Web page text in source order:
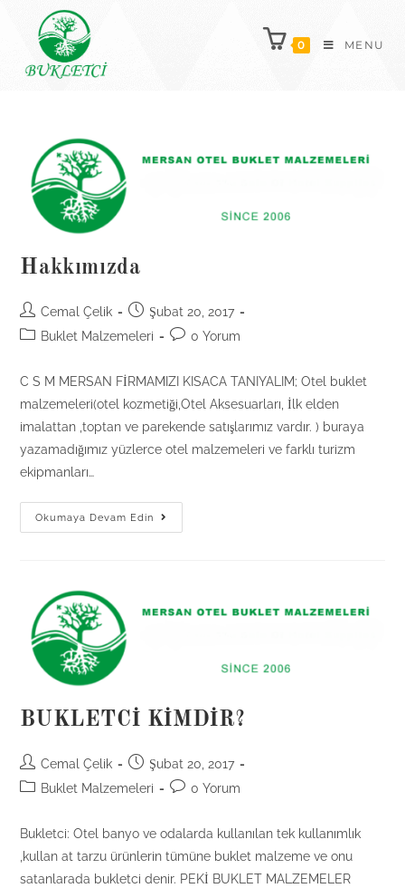
content
0 MENU
Hakkımızda
Post
author:
Cemal Çelik
Post
published:
Şubat 20, 2017
PostBuklet Malzemeleri
Post0 Yorum
C S M MERSAN FİRMAMIZI KISACA TANIYALIM; Otel buklet
malzemeleri(otel kozmetiği,Otel Aksesuarları, İlk elden
imalattan ,toptan ve parekende satışlarımız vardır. ) buraya
yazamadığımız yüzlerce otel malzemeleri ve farklı turizm
ekipmanları…
Okumaya Devam Edin Hakkımızda
BUKLETCİ KİMDİR?
Post
author:
Cemal Çelik
Post
published:
Şubat 20, 2017
PostBuklet Malzemeleri
Post0 Yorum
Bukletci: Otel banyo ve odalarda kullanılan tek kullanımlık
,kullan at tarzu ürünlerin tümüne buklet malzeme ve onu
satanlarada bukletci denir. PEKİ BUKLET MALZEMELER